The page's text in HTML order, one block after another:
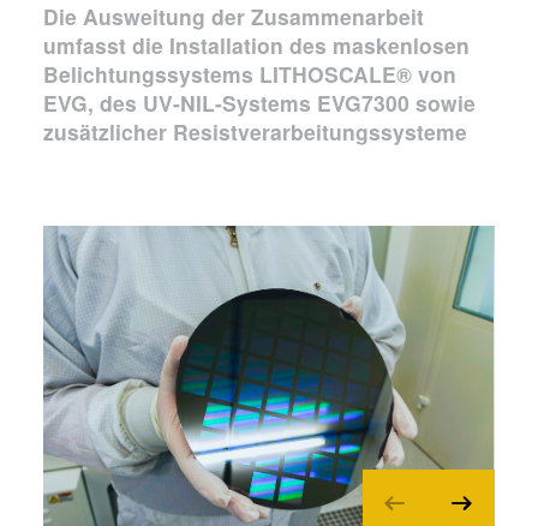
Die Ausweitung der Zusammenarbeit
umfasst die Installation des maskenlosen
Belichtungssystems LITHOSCALE® von
EVG, des UV-NIL-Systems EVG7300 sowie
zusätzlicher Resistverarbeitungssysteme